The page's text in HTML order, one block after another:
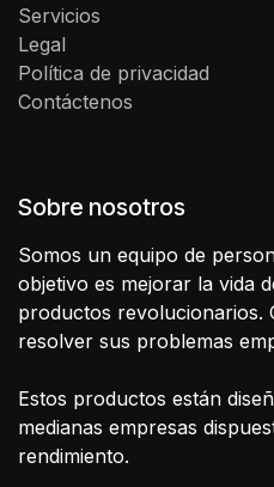
Servicios
Legal
Política de privacidad
Contáctenos
Sobre nosotros
Somos un equipo de
objetivo es mejorar la vida
productos revolucionarios.
resolver sus problemas
Estos productos están
medianas empresas
rendimiento.